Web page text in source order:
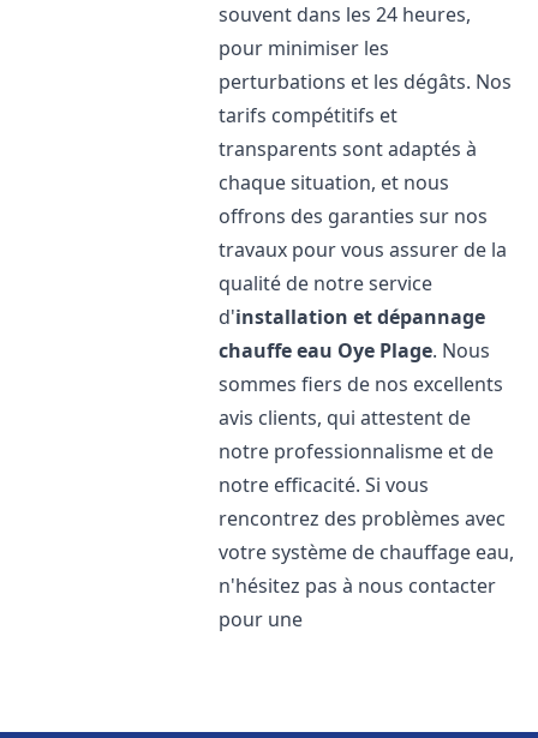
souvent dans les 24 heures,
pour minimiser les
perturbations et les dégâts. Nos
tarifs compétitifs et
transparents sont adaptés à
chaque situation, et nous
offrons des garanties sur nos
travaux pour vous assurer de la
qualité de notre service
d'installation et dépannage
chauffe eau Oye Plage. Nous
sommes fiers de nos excellents
avis clients, qui attestent de
notre professionnalisme et de
notre efficacité. Si vous
rencontrez des problèmes avec
votre système de chauffage eau,
n'hésitez pas à nous contacter
pour une